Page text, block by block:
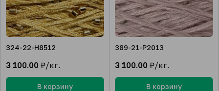
324-22-H8512
3 100.00 ₽/кг.
В корзину
389-21-P2013
3 100.00 ₽/кг.
В корзину